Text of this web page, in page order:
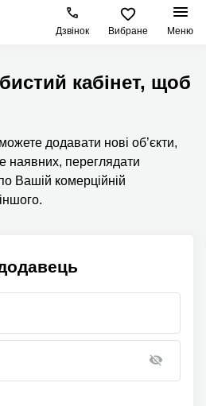
Дзвінок Вибране Меню
кабінет, щоб
додавати нові об’єкти,
наявних, переглядати
Вашій комерційній